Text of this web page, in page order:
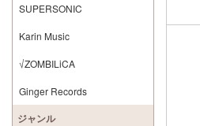
SUPERSONIC
Karin Music
√ZOMBILiCA
Ginger Records
ジャンル